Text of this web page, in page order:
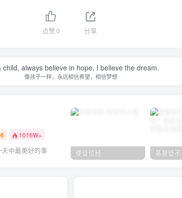
点赞0 分享
child, always believe in hope, I believe the dream.
像孩子一样，永远相信希望，相信梦想
1016W+
中最美好的事 使徒信经